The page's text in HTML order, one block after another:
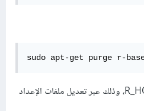
sudo apt-get purge r-
وإذا واجهتك أي مشاكل، فربما تحتاج إلى إعادة تهيئة متغيرات البيئة المتعلقة بـ R_HOME، وذلك عبر تعديل ملفات الإعداد